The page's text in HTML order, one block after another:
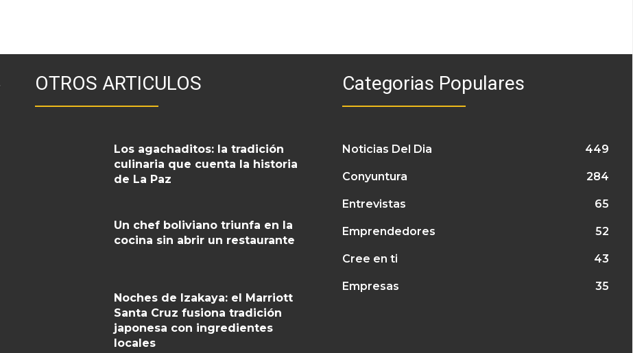
OTROS ARTICULOS
Los agachaditos: la tradición
culinaria que cuenta la historia
de La Paz
Un chef boliviano triunfa en la
cocina sin abrir un restaurante
Noches de Izakaya: el Marriott
Santa Cruz fusiona tradición
japonesa con ingredientes
locales
Categorias Populares
Noticias Del Dia 449
Conyuntura 284
Entrevistas 65
Emprendedores 52
Cree en ti 43
Empresas 35